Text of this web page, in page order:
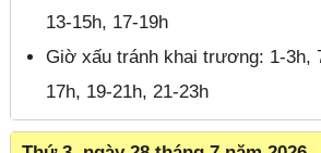
13-15h, 17-19h
Giờ xấu tránh khai trương: 1-3h,
17h, 19-21h, 21-23h